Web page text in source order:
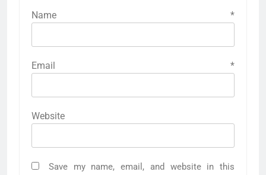
Name *
Email *
Website
Save my name, email, and website in this